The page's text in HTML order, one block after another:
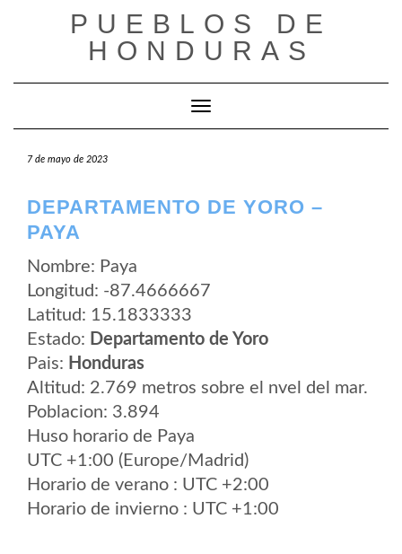
PUEBLOS DE
HONDURAS
Cambiar modo de navegación
7 de mayo de 2023
DEPARTAMENTO DE YORO –
PAYA
Nombre: Paya
Longitud: -87.4666667
Latitud: 15.1833333
Estado: Departamento de Yoro
Pais: Honduras
Altitud: 2.769 metros sobre el nvel del mar.
Poblacion: 3.894
Huso horario de Paya
UTC +1:00 (Europe/Madrid)
Horario de verano : UTC +2:00
Horario de invierno : UTC +1:00